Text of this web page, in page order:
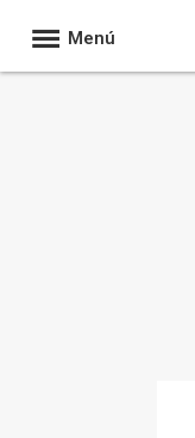
Menú